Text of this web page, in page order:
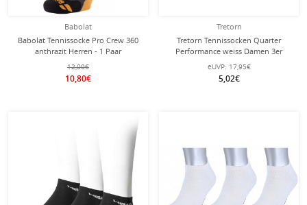
Babolat
Babolat Tennissocke Pro Crew 360
anthrazit Herren - 1 Paar
12,00€
10,80€
Tretorn
Tretorn Tennissocken Quarter
Performance weiss Damen 3er
eUVP: 17,95€
5,02€